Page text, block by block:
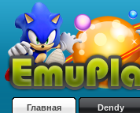
Главная Dendy